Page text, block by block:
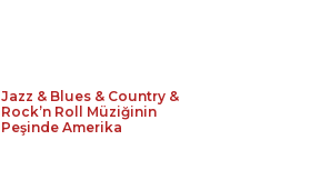
Jazz & Blues & Country &
Rock’n Roll Müziğinin
Peşinde Amerika